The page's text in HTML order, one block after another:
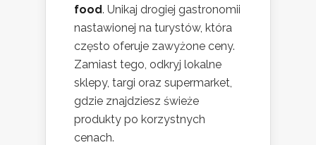
food. Unikaj drogiej gastronomii
nastawionej na turystów, która
często oferuje zawyżone ceny.
Zamiast tego, odkryj lokalne
sklepy, targi oraz supermarket,
gdzie znajdziesz świeże
produkty po korzystnych
cenach.